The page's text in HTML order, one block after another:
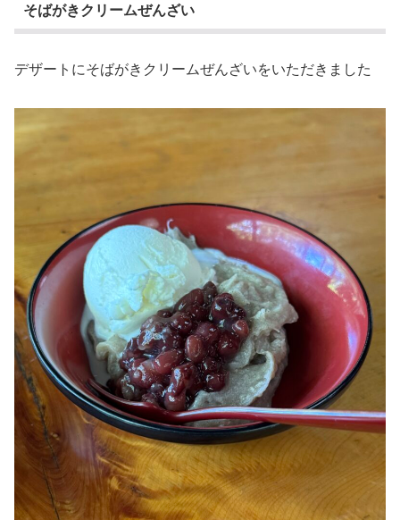
そばがきクリームぜんざい
デザートにそばがきクリームぜんざいをいただきました